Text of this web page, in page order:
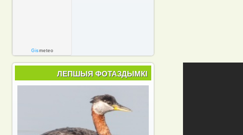
Gismeteo
ЛЕПШЫЯ ФОТАЗДЫМКІ